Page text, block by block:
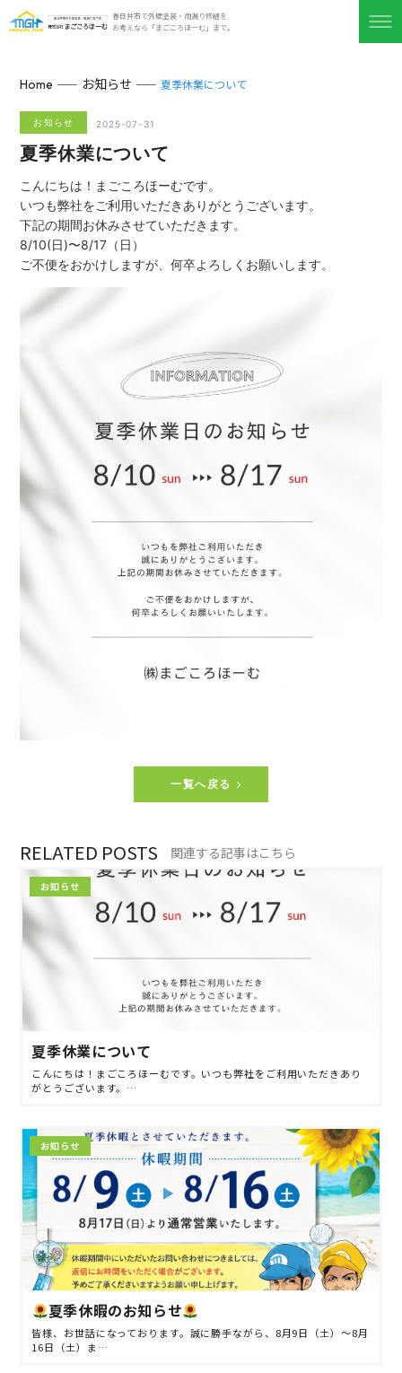
春日井市で外壁塗装・雨漏り修繕を
お考えなら「まごころほーむ」まで。
Home お知らせ 夏季休業について
お知らせ 2025-07-31
夏季休業について
こんにちは！まごころほーむです。
いつも弊社をご利用いただきありがとうございます。
下記の期間お休みさせていただきます。
8/10(日)〜8/17（日）
ご不便をおかけしますが、何卒よろしくお願いします。
一覧へ戻る
RELATED POSTS 関連する記事はこちら
お知らせ
夏季休業について
こんにちは！まごころほーむです。いつも弊社をご利用いただきあり
がとうございます。…
お知らせ
夏季休暇のお知らせ
皆様、お世話になっております。誠に勝手ながら、8月9日（土）～8月
16日（土）ま…